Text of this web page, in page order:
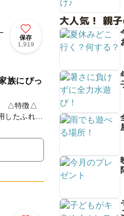
保存
1,919
族にぴっ
したふれあ
大人気！ 親